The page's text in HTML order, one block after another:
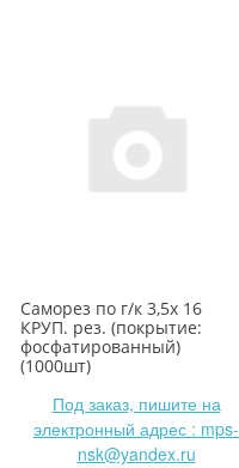
Саморез по г/к 3,5х 16
КРУП. рез. (покрытие:
фосфатированный)
(1000шт)
Под заказ, пишите на
электронный адрес : mps-
nsk@yandex.ru